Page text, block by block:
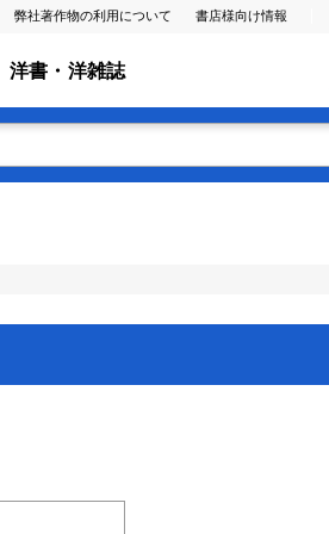
弊社著作物の利用について 書店様向け情報
洋書・洋雑誌